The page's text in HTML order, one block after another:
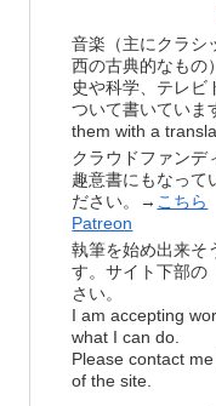
音楽（主にクラシ
西の古典的なもの
史や科学、テレビ
ついて書いていま
them with a
クラウドファンデ
趣意書にもなって
ださい。→ こちら
Patreon
執筆を始め出来そ
す。サイト下部の
さい。
I am accepting
what I can do.
Please contact
of the site.